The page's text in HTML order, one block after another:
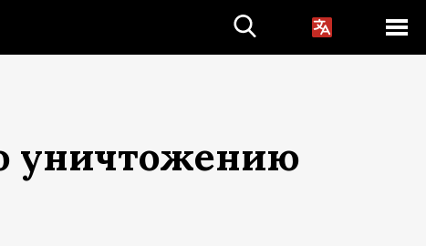
уничтожению